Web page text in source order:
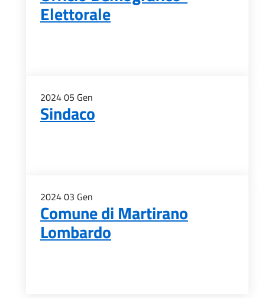
Elettorale
202405 Gen
Sindaco
202403 Gen
Comune di Martirano
Lombardo